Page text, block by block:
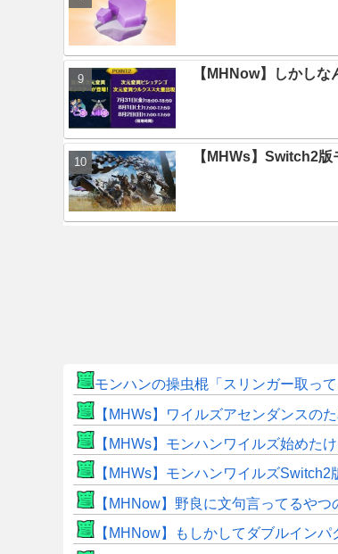
【MHNow】しかし
【MHWs】Switch2
モンハンの操虫棍「スリンガー取
【MHWs】ワイルズアセンダンスの
【MHWs】モンハンワイルズ始めた
【MHWs】モンハンワイルズSwitch2
【MHNow】野良に文句言ってるやつ
【MHNow】もしかしてダブルインパ